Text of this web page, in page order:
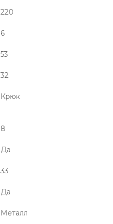
220
6
53
32
Крюк
8
Да
33
Да
Металл